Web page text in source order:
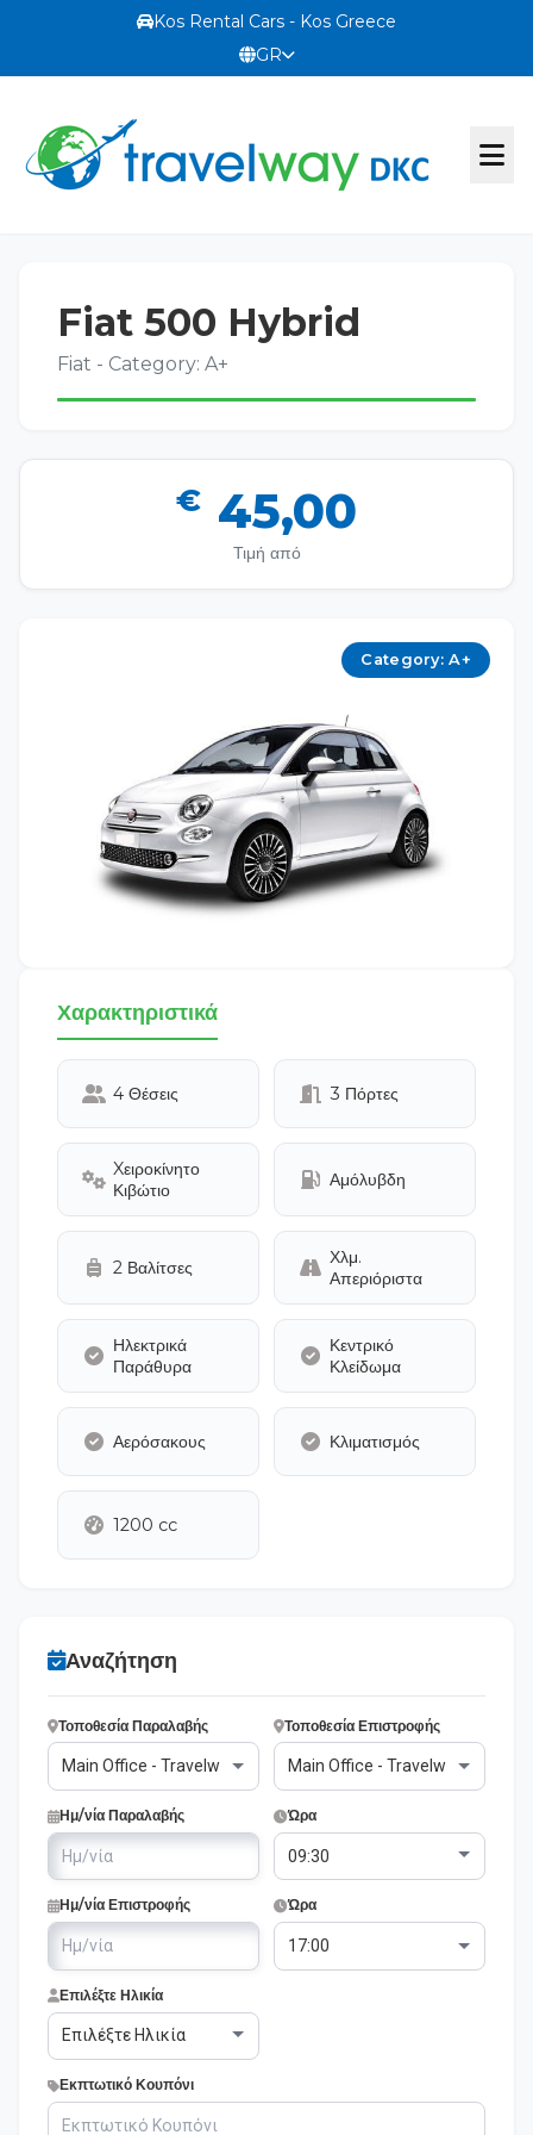
Kos Rental Cars - Kos Greece
GR
Ο ΣΤΟΛΟΣ ΜΑΣ
Fiat 500 Hybrid
Fiat - Category: A+
€ 45,00
Τιμή από
Category: A+
Χαρακτηριστικά
4 Θέσεις 3 Πόρτες
Xειροκίνητο
Κιβώτιο
Αμόλυβδη
2 Βαλίτσες
Χλμ.
Απεριόριστα
Ηλεκτρικά
Παράθυρα
Κεντρικό
Κλείδωμα
Αερόσακους Κλιματισμός
1200 cc
Αναζήτηση
Τοποθεσία Παραλαβής Τοποθεσία Επιστροφής
Ημ/νία Παραλαβής Ώρα
Ημ/νία Επιστροφής Ώρα
Επιλέξτε Ηλικία
Εκπτωτικό Κουπόνι